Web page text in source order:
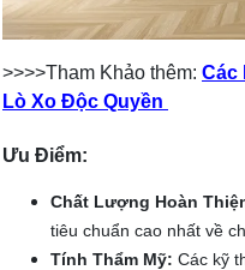
>>>>Tham Khảo thêm: Các
Lò Xo Độc Quyền
Ưu Điểm:
Chất Lượng Hoàn
tiêu chuẩn cao nhất về
Tính Thẩm Mỹ: Các kỹ